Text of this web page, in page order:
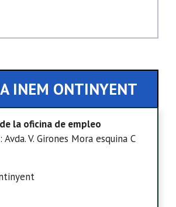
INEM ONTINYENT
la oficina de empleo
: Avda. V. Girones Mora esquina C